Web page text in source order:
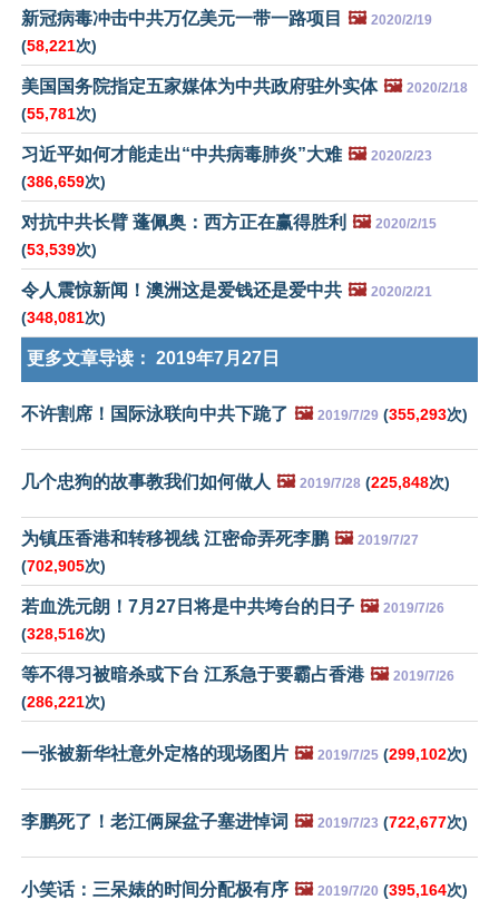
新冠病毒冲击中共万亿美元一带一路项目 🖼️ 2020/2/19
(58,221次)
美国国务院指定五家媒体为中共政府驻外实体 🖼️ 2020/2/18
(55,781次)
习近平如何才能走出“中共病毒肺炎”大难 🖼️ 2020/2/23
(386,659次)
对抗中共长臂 蓬佩奥：西方正在赢得胜利 🖼️ 2020/2/15
(53,539次)
令人震惊新闻！澳洲这是爱钱还是爱中共 🖼️ 2020/2/21
(348,081次)
更多文章导读： 2019年7月27日
不许割席！国际泳联向中共下跪了 🖼️ 2019/7/29 (355,293次)
几个忠狗的故事教我们如何做人 🖼️ 2019/7/28 (225,848次)
为镇压香港和转移视线 江密命弄死李鹏 🖼️ 2019/7/27
(702,905次)
若血洗元朗！7月27日将是中共垮台的日子 🖼️ 2019/7/26
(328,516次)
等不得习被暗杀或下台 江系急于要霸占香港 🖼️ 2019/7/26
(286,221次)
一张被新华社意外定格的现场图片 🖼️ 2019/7/25 (299,102次)
李鹏死了！老江俩屎盆子塞进悼词 🖼️ 2019/7/23 (722,677次)
小笑话：三呆婊的时间分配极有序 🖼️ 2019/7/20 (395,164次)